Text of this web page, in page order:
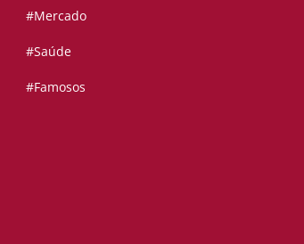
#Mercado
#Saúde
#Famosos